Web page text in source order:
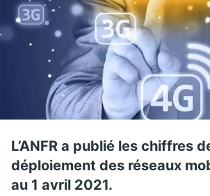
L’ANFR a publié les chiffres
déploiement des réseaux
au 1 avril 2021.